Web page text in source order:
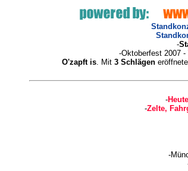
-
-Oktoberfest 2007
O'zapft is. Mit 3 Schlägen
-
-Zelte,
-